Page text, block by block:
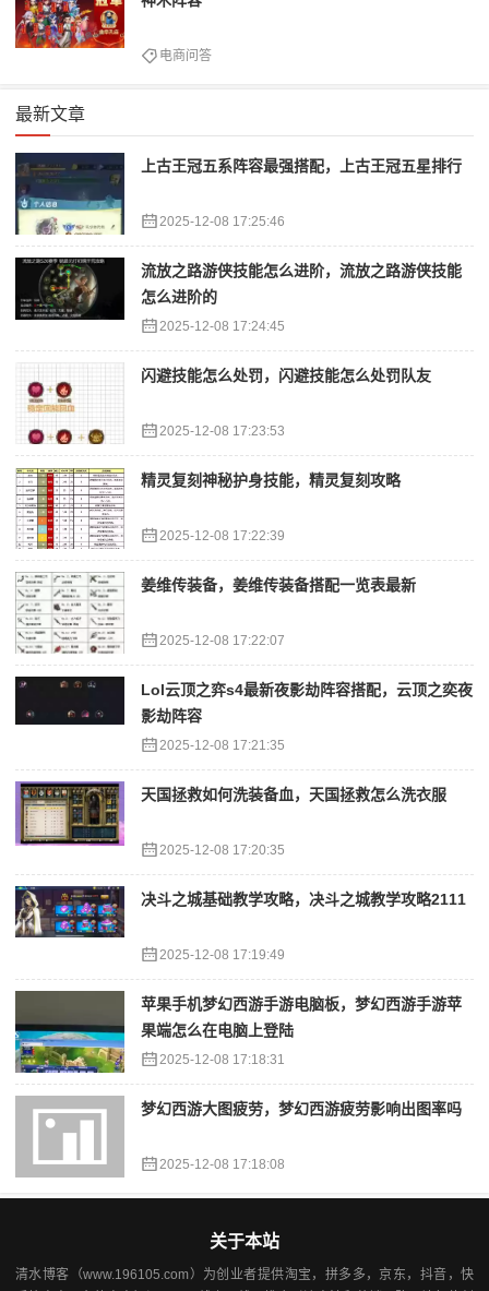
电商问答
最新文章
上古王冠五系阵容最强搭配，上古王冠五星排行
2025-12-08 17:25:46
流放之路游侠技能怎么进阶，流放之路游侠技能
怎么进阶的
2025-12-08 17:24:45
闪避技能怎么处罚，闪避技能怎么处罚队友
2025-12-08 17:23:53
精灵复刻神秘护身技能，精灵复刻攻略
2025-12-08 17:22:39
姜维传装备，姜维传装备搭配一览表最新
2025-12-08 17:22:07
Lol云顶之弈s4最新夜影劫阵容搭配，云顶之奕夜
影劫阵容
2025-12-08 17:21:35
天国拯救如何洗装备血，天国拯救怎么洗衣服
2025-12-08 17:20:35
决斗之城基础教学攻略，决斗之城教学攻略2111
2025-12-08 17:19:49
苹果手机梦幻西游手游电脑板，梦幻西游手游苹
果端怎么在电脑上登陆
2025-12-08 17:18:31
梦幻西游大图疲劳，梦幻西游疲劳影响出图率吗
2025-12-08 17:18:08
关于本站
清水博客（www.196105.com）为创业者提供淘宝，拼多多，京东，抖音，快